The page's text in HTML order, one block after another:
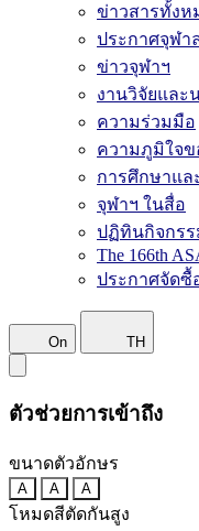
ข่าวสารทั้งห
ประกาศจุฬา
ข่าวจุฬาฯ
งานวิจัยและ
ความร่วมมือ
ความภูมิใจข
การศึกษาแล
จุฬาฯ ในสื่อ
ปฏิทินกิจกรร
The 166th
ประกาศจัดซื้
On TH
ตัวช่วยการเข้าถึง
ขนาดตัวอักษร
A A A
โหมดสีตัดกันสูง